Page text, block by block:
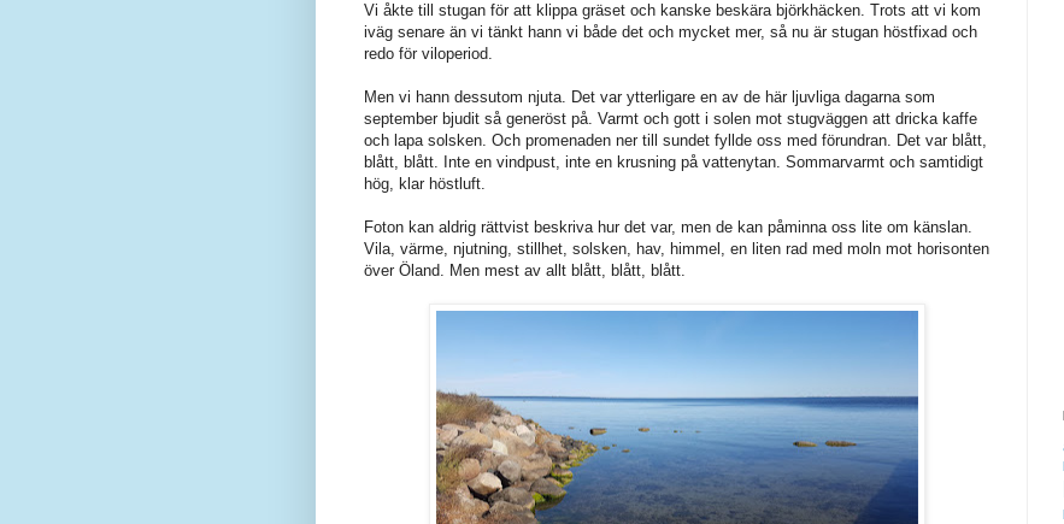
Vi åkte till stugan för att klippa gräset och kanske beskära björkhäcken. Trots att vi kom
iväg senare än vi tänkt hann vi både det och mycket mer, så nu är stugan höstfixad och
redo för viloperiod.
Men vi hann dessutom njuta. Det var ytterligare en av de här ljuvliga dagarna som
september bjudit så generöst på. Varmt och gott i solen mot stugväggen att dricka kaffe
och lapa solsken. Och promenaden ner till sundet fyllde oss med förundran. Det var blått,
blått, blått. Inte en vindpust, inte en krusning på vattenytan. Sommarvarmt och samtidigt
hög, klar höstluft.
Foton kan aldrig rättvist beskriva hur det var, men de kan påminna oss lite om känslan.
Vila, värme, njutning, stillhet, solsken, hav, himmel, en liten rad med moln mot horisonten
över Öland. Men mest av allt blått, blått, blått.